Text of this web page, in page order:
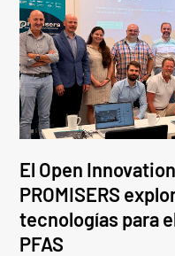
El Open
PROMISERS
tecnologías para
PFAS